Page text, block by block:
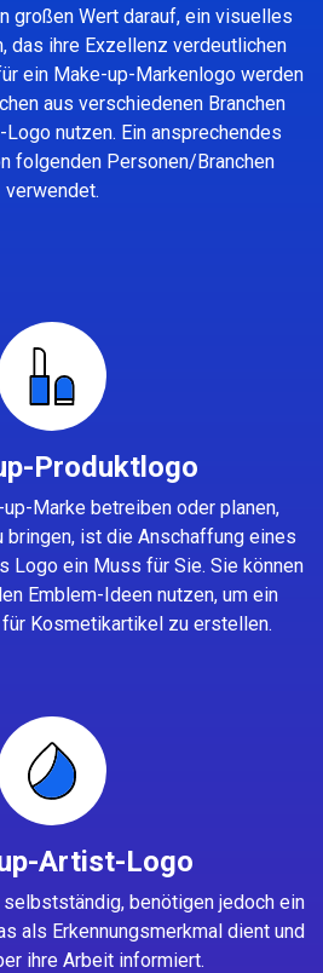
großen Wert darauf, ein visuelles
das ihre Exzellenz verdeutlichen
ein Make-up-Markenlogo werden
aus verschiedenen Branchen
nutzen. Ein ansprechendes
folgenden Personen/Branchen
verwendet.
Produktlogo
Marke betreiben oder planen,
ist die Anschaffung eines
Logo ein Muss für Sie. Sie können
Emblem-Ideen nutzen, um ein
Kosmetikartikel zu erstellen.
Artist-Logo
benötigen jedoch ein
als Erkennungsmerkmal dient und
ihre Arbeit informiert.